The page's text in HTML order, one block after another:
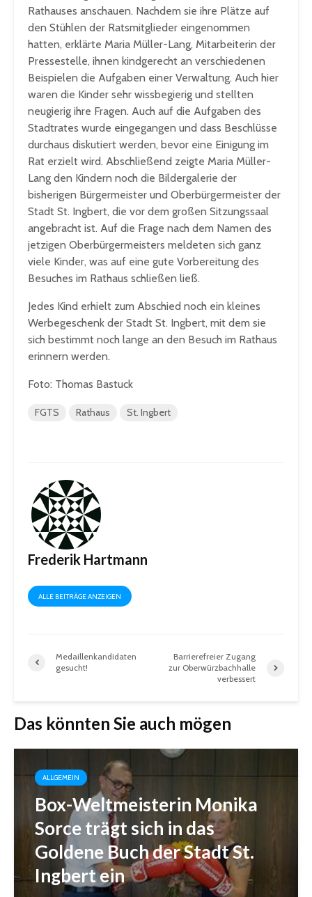
Rathauses anschauen. Nachdem sie ihre Plätze auf
den Stühlen der Ratsmitglieder eingenommen
hatten, erklärte Maria Müller-Lang, Mitarbeiterin der
Pressestelle, ihnen kindgerecht an verschiedenen
Beispielen die Aufgaben einer Verwaltung. Auch hier
waren die Kinder sehr wissbegierig und stellten
neugierig ihre Fragen. Auch auf die Aufgaben des
Stadtrates wurde eingegangen und dass Beschlüsse
durchaus diskutiert werden, bevor eine Einigung im
Rat erzielt wird. Abschließend zeigte Maria Müller-
Lang den Kindern noch die Bildergalerie der
bisherigen Bürgermeister und Oberbürgermeister der
Stadt St. Ingbert, die vor dem großen Sitzungssaal
angebracht ist. Auf die Frage nach dem Namen des
jetzigen Oberbürgermeisters meldeten sich ganz
viele Kinder, was auf eine gute Vorbereitung des
Besuches im Rathaus schließen ließ.
Jedes Kind erhielt zum Abschied noch ein kleines
Werbegeschenk der Stadt St. Ingbert, mit dem sie
sich bestimmt noch lange an den Besuch im Rathaus
erinnern werden.
Foto: Thomas Bastuck
FGTS Rathaus St. Ingbert
Frederik Hartmann
ALLE BEITRÄGE ANZEIGEN
Medaillenkandidaten
gesucht!
Barrierefreier Zugang
zur Oberwürzbachhalle
verbessert
Das könnten Sie auch mögen
ALLGEMEIN
Box-Weltmeisterin Monika
Sorce trägt sich in das
Goldene Buch der Stadt St.
Ingbert ein